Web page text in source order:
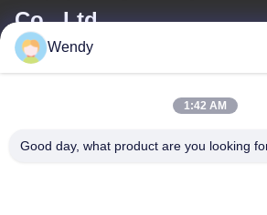
Co., Ltd.
ই-মেইল
wendy@hzriqi.com
Wendy
1:42 AM
Good day, what product are you looking